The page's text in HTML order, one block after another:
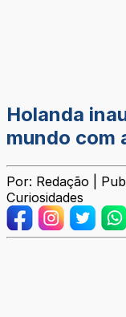
Holanda
mundo com
Por: Redação |
Curiosidades